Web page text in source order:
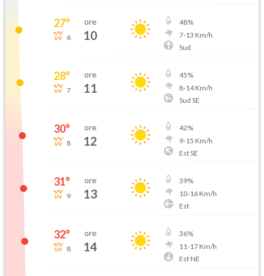
27°
6
ore
10
48%
7-13 Km/h
Sud
28°
7
ore
11
45%
8-14Km/h
Sud SE
30°
8
ore
12
42%
9-15 Km/h
Est SE
31°
9
ore
13
39%
10-16Km/h
Est
32°
8
ore
14
36%
11-17Km/h
Est NE